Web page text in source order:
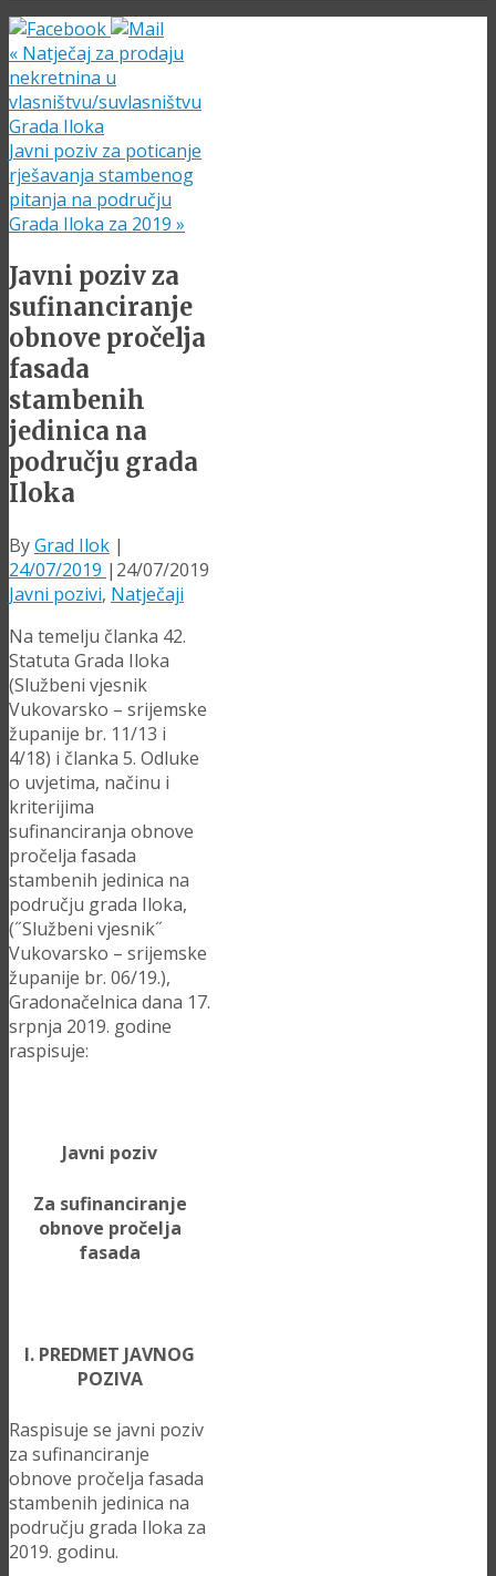
« Natječaj za prodaju
nekretnina u
vlasništvu/suvlasništvu
Grada Iloka
Javni poziv za poticanje
rješavanja stambenog
pitanja na području
Grada Iloka za 2019 »
Javni poziv za
sufinanciranje
obnove pročelja
fasada
stambenih
jedinica na
području grada
Iloka
ByGrad Ilok |
24/07/2019 | 24/07/2019
Javni pozivi, Natječaji
Na temelju članka 42.
Statuta Grada Iloka
(Službeni vjesnik
Vukovarsko – srijemske
županije br. 11/13 i
4/18) i članka 5. Odluke
o uvjetima, načinu i
kriterijima
sufinanciranja obnove
pročelja fasada
stambenih jedinica na
području grada Iloka,
(˝Službeni vjesnik˝
Vukovarsko – srijemske
županije br. 06/19.),
Gradonačelnica dana 17.
srpnja 2019. godine
raspisuje:
Javni poziv
Za sufinanciranje
obnove pročelja
fasada
I. PREDMET JAVNOG
POZIVA
Raspisuje se javni poziv
za sufinanciranje
obnove pročelja fasada
stambenih jedinica na
području grada Iloka za
2019. godinu.